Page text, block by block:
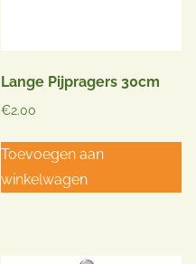
Lange Pijpragers 30cm
€2.00
Toevoegen aan
winkelwagen